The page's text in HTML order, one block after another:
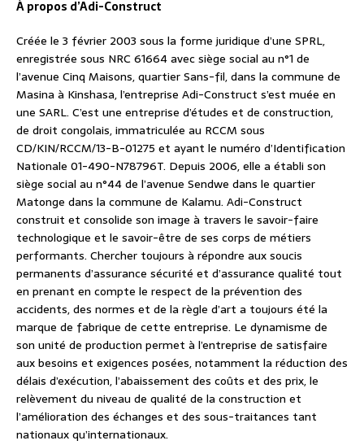
À propos d’Adi-Construct
Créée le 3 février 2003 sous la forme juridique d’une SPRL,
enregistrée sous NRC 61664 avec siège social au n°1 de
l’avenue Cinq Maisons, quartier Sans-fil, dans la commune de
Masina à Kinshasa, l’entreprise Adi-Construct s’est muée en
une SARL. C’est une entreprise d’études et de construction,
de droit congolais, immatriculée au RCCM sous
CD/KIN/RCCM/13-B-01275 et ayant le numéro d’Identification
Nationale 01-490-N78796T. Depuis 2006, elle a établi son
siège social au n°44 de l’avenue Sendwe dans le quartier
Matonge dans la commune de Kalamu. Adi-Construct
construit et consolide son image à travers le savoir-faire
technologique et le savoir-être de ses corps de métiers
performants. Chercher toujours à répondre aux soucis
permanents d’assurance sécurité et d’assurance qualité tout
en prenant en compte le respect de la prévention des
accidents, des normes et de la règle d’art a toujours été la
marque de fabrique de cette entreprise. Le dynamisme de
son unité de production permet à l’entreprise de satisfaire
aux besoins et exigences posées, notamment la réduction des
délais d’exécution, l’abaissement des coûts et des prix, le
relèvement du niveau de qualité de la construction et
l’amélioration des échanges et des sous-traitances tant
nationaux qu’internationaux.